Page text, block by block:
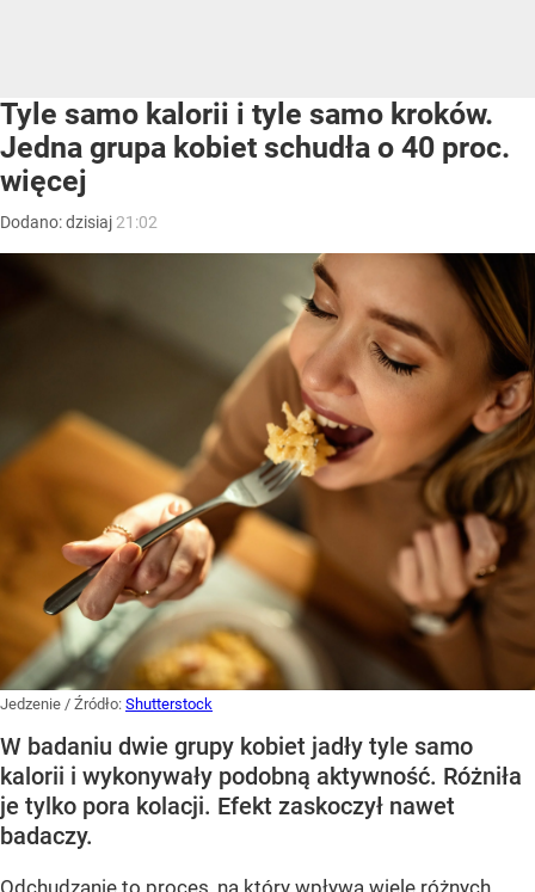
Tyle samo kalorii i tyle samo kroków.
Jedna grupa kobiet schudła o 40 proc.
więcej
Dodano:dzisiaj 21:02
Jedzenie / Źródło: Shutterstock
W badaniu dwie grupy kobiet jadły tyle samo
kalorii i wykonywały podobną aktywność. Różniła
je tylko pora kolacji. Efekt zaskoczył nawet
badaczy.
Odchudzanie to proces, na który wpływa wiele różnych